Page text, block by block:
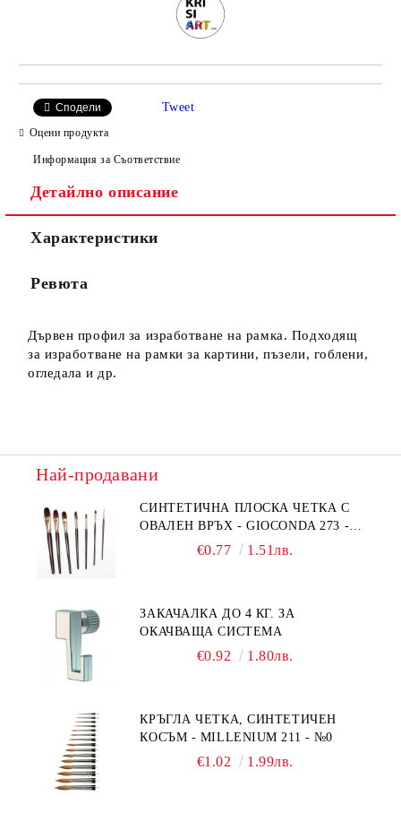
Сподели Tweet
Оцени продукта
Информация за Съответствие
Детайлно описание
Характеристики
Ревюта
Дървен профил за изработване на рамка. Подходящ
за изработване на рамки за картини, пъзели, гоблени,
огледала и др.
Най-продавани
СИНТЕТИЧНА ПЛОСКА ЧЕТКА С
ОВАЛЕН ВРЪХ - GIOCONDA 273 -
€0.77 1.51лв.
ЗАКАЧАЛКА ДО 4 КГ. ЗА
ОКАЧВАЩА СИСТЕМА
€0.92 1.80лв.
КРЪГЛА ЧЕТКА, СИНТЕТИЧЕН
КОСЪМ - MILLENIUM 211 - №0
€1.02 1.99лв.